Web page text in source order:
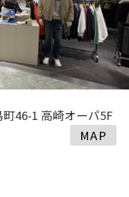
46-1 高崎オーパ5F
MAP